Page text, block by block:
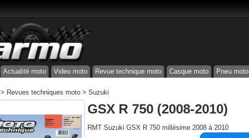
Actualité moto Video moto Revue technique moto Casque moto Pneu moto
> Revues techniques moto > Suzuki
GSX R 750 (2008-2010)
RMT Suzuki GSX R 750 millésime 2008 à 2010